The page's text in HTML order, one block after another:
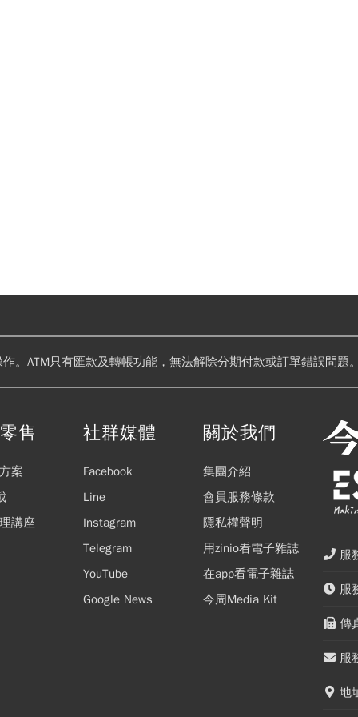
。ATM只有匯款及轉帳功能，無法解除分期付款或訂單錯誤問題
售
案
講座
社群媒體
Facebook
Line
Instagram
Telegram
YouTube
Google News
關於我們
集團介紹
會員服務條款
隱私權聲明
用zinio看電子雜誌
在app看電子雜誌
今周Media Kit
服
服
傳
服
地